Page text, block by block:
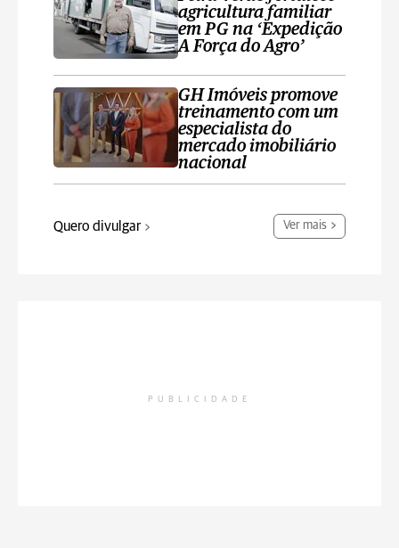
agricultura familiar
em PG na ‘Expedição
A Força do Agro’
GH Imóveis promove
treinamento com um
especialista do
mercado imobiliário
nacional
Quero divulgar Ver mais
PUBLICIDADE